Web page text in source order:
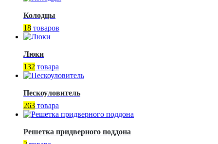
Колодцы
18 товаров
Люки
132 товара
Пескоуловитель
263 товара
Решетка придверного поддона